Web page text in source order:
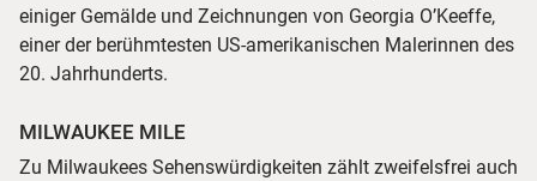
einiger Gemälde und Zeichnungen von Georgia O’Keeffe,
einer der berühmtesten US-amerikanischen Malerinnen des
20. Jahrhunderts.
MILWAUKEE MILE
Zu Milwaukees Sehenswürdigkeiten zählt zweifelsfrei auch